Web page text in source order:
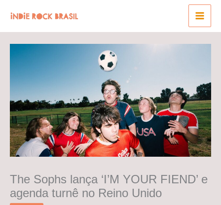
para
o
conteúdo
The Sophs lança ‘I’M YOUR FIEND’ e
agenda turnê no Reino Unido